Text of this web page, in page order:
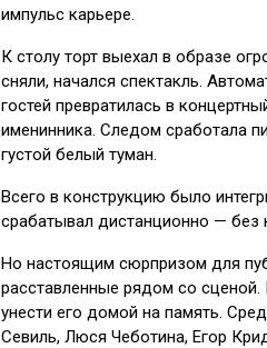
импульс карьере.
К столу торт выехал в образе
сняли, начался спектакль.
гостей превратилась в
именинника. Следом сработала
густой белый туман.
Всего в конструкцию было
срабатывал дистанционно — без
Но настоящим сюрпризом для
расставленные рядом со
унести его домой на память.
Севиль, Люся Чеботина, Егор